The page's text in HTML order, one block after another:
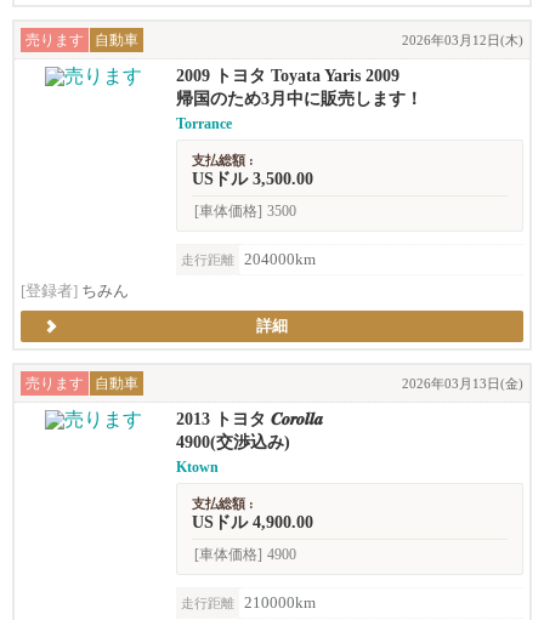
売ります 自動車 2026年03月12日(木)
2009 トヨタ Toyata Yaris 2009
帰国のため3月中に販売します！
Torrance
支払総額 :
USドル 3,500.00
[車体価格] 3500
走行距離
204000km
[登録者] ちみん
詳細
売ります 自動車 2026年03月13日(金)
2013 トヨタ 𝑪𝒐𝒓𝒐𝒍𝒍𝒂
4900(交渉込み)
Ktown
支払総額 :
USドル 4,900.00
[車体価格] 4900
走行距離
210000km